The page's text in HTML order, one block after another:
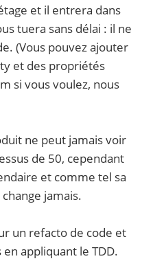
et il entrera dans
tuera sans délai : il ne
(Vous pouvez ajouter
et des propriétés
si vous voulez, nous
ne peut jamais voir
de 50, cependant
et comme tel sa
jamais.
un refacto de code et
appliquant le TDD.